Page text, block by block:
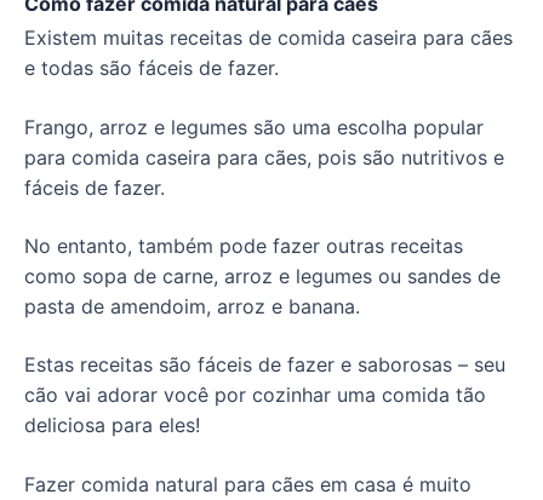
Existem muitas receitas de comida caseira para cães
e todas são fáceis de fazer.
Frango, arroz e legumes são uma escolha popular
para comida caseira para cães, pois são nutritivos e
fáceis de fazer.
No entanto, também pode fazer outras receitas
como sopa de carne, arroz e legumes ou sandes de
pasta de amendoim, arroz e banana.
Estas receitas são fáceis de fazer e saborosas – seu
cão vai adorar você por cozinhar uma comida tão
deliciosa para eles!
Fazer comida natural para cães em casa é muito